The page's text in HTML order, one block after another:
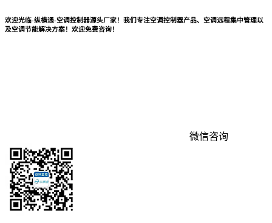
欢迎光临-纵横通-空调控制器源头厂家！我们专注空调控制器产品、空调远程集中管理以
及空调节能解决方案！欢迎免费咨询！
微信咨询